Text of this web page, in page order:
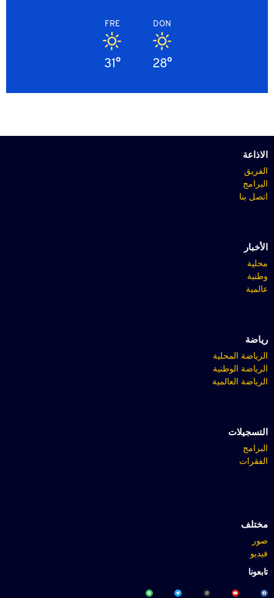
DON
28°
FRE
31°
الاذاعة
الفريق
البرامج
اتصل بنا
الأخبار
محلية
وطنية
عالمية
رياضة
الرياضة المحلية
الرياضة الوطنية
الرياضة العالمية
التسجيلات
البرامج
الفقرات
مختلف
صور
فيديو
تابعونا